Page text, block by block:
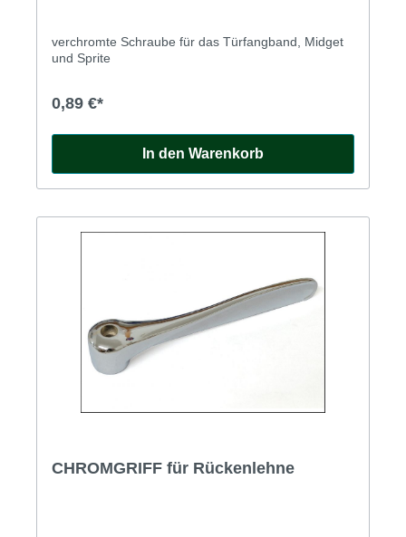
verchromte Schraube für das Türfangband, Midget
und Sprite
0,89 €*
In den Warenkorb
CHROMGRIFF für Rückenlehne